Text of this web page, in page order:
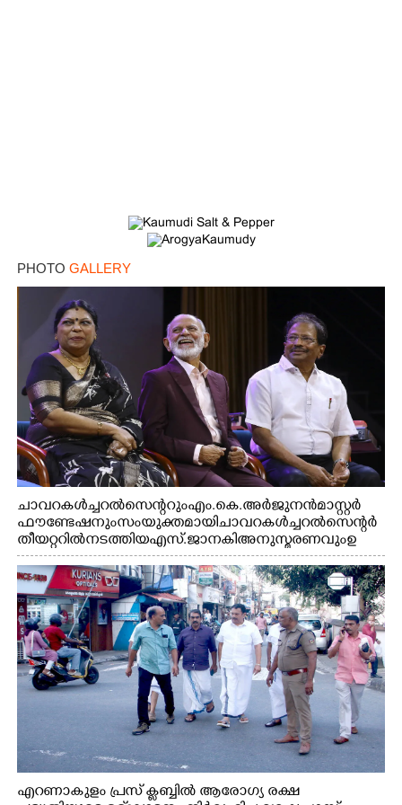
PHOTO GALLERY
ചാവറ കൾച്ചറൽ സെന്ററും എം.കെ. അർജുനൻ മാസ്റ്റർ
ഫൗണ്ടേഷനും സംയുക്തമായി ചാവറ കൾച്ചറൽ സെന്റർ
തീയറ്ററിൽ നടത്തിയ എസ്. ജാനകി അനുസ്മരണവും ഉ
ദ്ഘാടനം ചെയ്യാനെത്തിയ സംഗീത സംവിധായകൻ ജെറി
അമൽദേവ്, ഗായിക ജെൻസി, എം.കെ. അർജുനൻ
ഫൗണ്ടേഷൻ ചെയർമാൻ ഡോ. രാധാകൃഷ്ണൻ എന്നിവർ
എറണാകുളം പ്രസ് ക്ലബ്ബിൽ ആരോഗ്യ രക്ഷ